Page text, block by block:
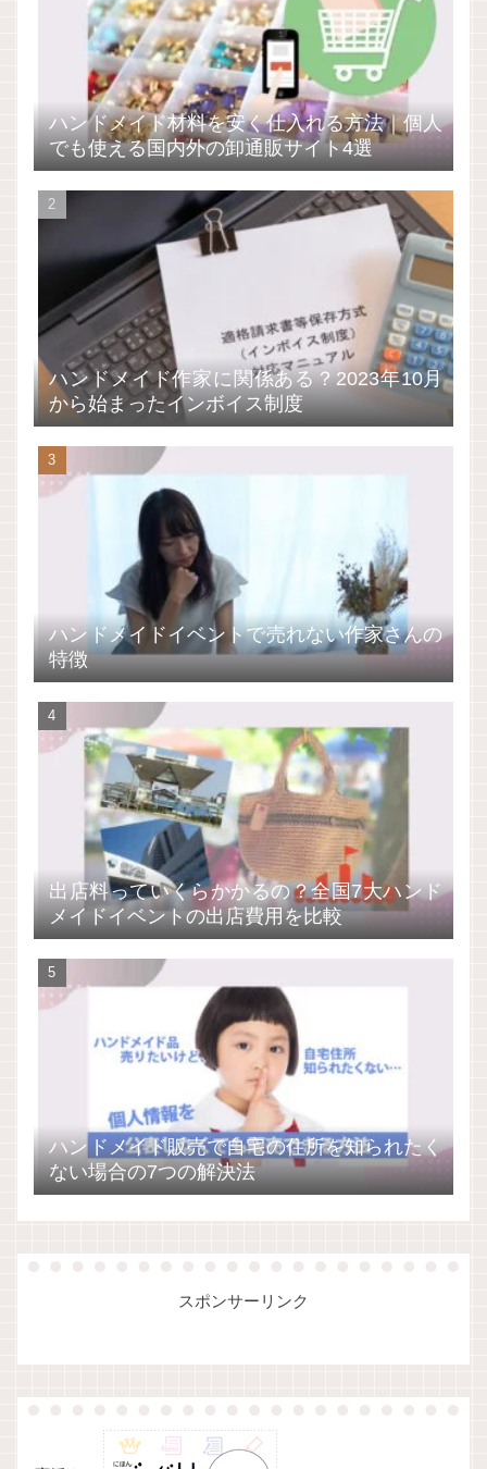
ハンドメイド材料を安く仕入れる方法｜個人
でも使える国内外の卸通販サイト4選
ハンドメイド作家に関係ある？2023年10月
から始まったインボイス制度
ハンドメイドイベントで売れない作家さんの
特徴
出店料っていくらかかるの？全国7大ハンド
メイドイベントの出店費用を比較
ハンドメイド販売で自宅の住所を知られたく
ない場合の7つの解決法
スポンサーリンク